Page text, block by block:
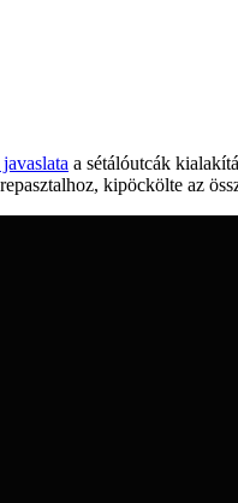
a sétálóutcák
kipöckölte az